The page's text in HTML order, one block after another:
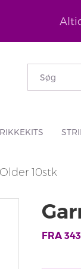
10stk
FRA 343